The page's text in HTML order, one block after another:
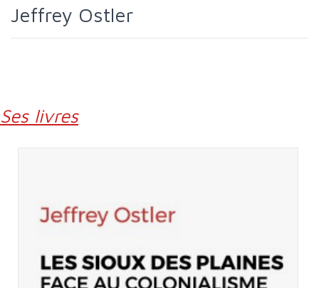
Jeffrey Ostler
Ses livres